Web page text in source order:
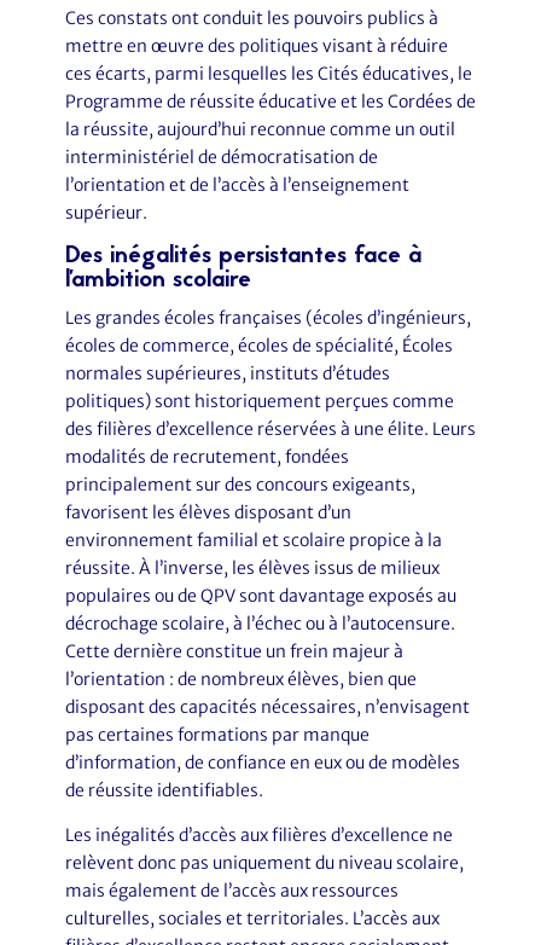
Ces constats ont conduit les pouvoirs publics à
mettre en œuvre des politiques visant à réduire
ces écarts, parmi lesquelles les Cités éducatives, le
Programme de réussite éducative et les Cordées de
la réussite, aujourd’hui reconnue comme un outil
interministériel de démocratisation de
l’orientation et de l’accès à l’enseignement
supérieur.
Des inégalités persistantes face à
l'ambition scolaire
Les grandes écoles françaises (écoles d’ingénieurs,
écoles de commerce, écoles de spécialité, Écoles
normales supérieures, instituts d’études
politiques) sont historiquement perçues comme
des filières d’excellence réservées à une élite. Leurs
modalités de recrutement, fondées
principalement sur des concours exigeants,
favorisent les élèves disposant d’un
environnement familial et scolaire propice à la
réussite. À l’inverse, les élèves issus de milieux
populaires ou de QPV sont davantage exposés au
décrochage scolaire, à l’échec ou à l’autocensure.
Cette dernière constitue un frein majeur à
l’orientation : de nombreux élèves, bien que
disposant des capacités nécessaires, n’envisagent
pas certaines formations par manque
d’information, de confiance en eux ou de modèles
de réussite identifiables.
Les inégalités d’accès aux filières d’excellence ne
relèvent donc pas uniquement du niveau scolaire,
mais également de l’accès aux ressources
culturelles, sociales et territoriales. L’accès aux